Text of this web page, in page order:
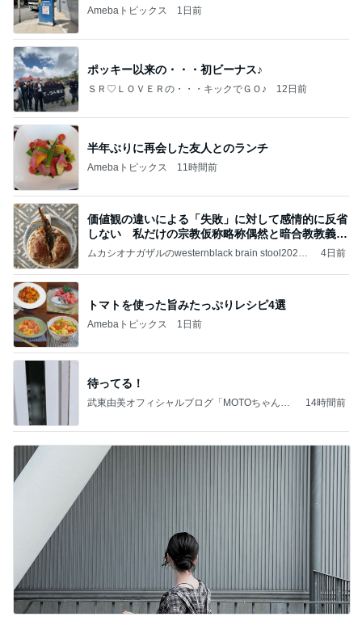
Amebaトピックス 1日前
ポッキー以来の・・・初ビーナス♪
ＳＲ♡ＬＯＶＥＲの・・・キックでＧＯ♪ 12日前
半年ぶりに再会した友人とのランチ
Amebaトピックス 11時間前
価値観の違いによる「失敗」に対して感情的に反省
しない 私だけの宗教仮称略称偶然と暗合教教義候
補
ムカシオナガザルのwesternblack brain stool2024
ガザル
4日前
トマトを使った旨みたっぷりレシピ4選
Amebaトピックス 1日前
待ってる！
武東由美オフィシャルブログ「MOTOちゃんと
14時間前